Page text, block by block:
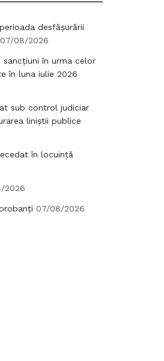
desfășurării
07/08/2026
sancțiuni în urma celor
în luna iulie 2026
sub control judiciar
liniștii publice
în locuință
2026
07/08/2026